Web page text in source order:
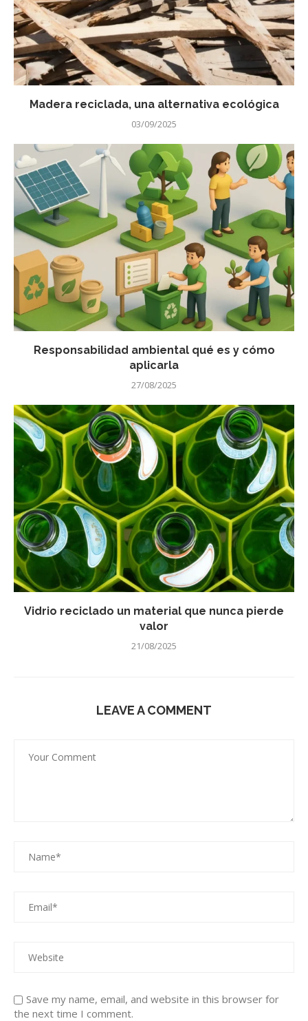
Madera reciclada, una alternativa ecológica
03/09/2025
Responsabilidad ambiental qué es y cómo
aplicarla
27/08/2025
Vidrio reciclado un material que nunca pierde
valor
21/08/2025
LEAVE A COMMENT
Save my name, email, and website in this browser for
the next time I comment.